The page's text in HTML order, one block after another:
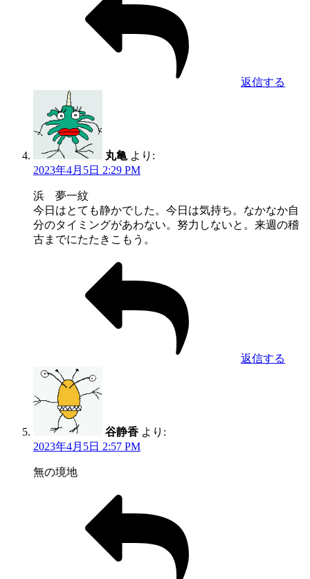
返信する
丸亀 より:
2023年4月5日 2:29 PM
浜 夢一紋
今日はとても静かでした。今日は気持ち。なかなか自
分のタイミングがあわない。努力しないと。来週の稽
古までにたたきこもう。
返信する
谷静香 より:
2023年4月5日 2:57 PM
無の境地